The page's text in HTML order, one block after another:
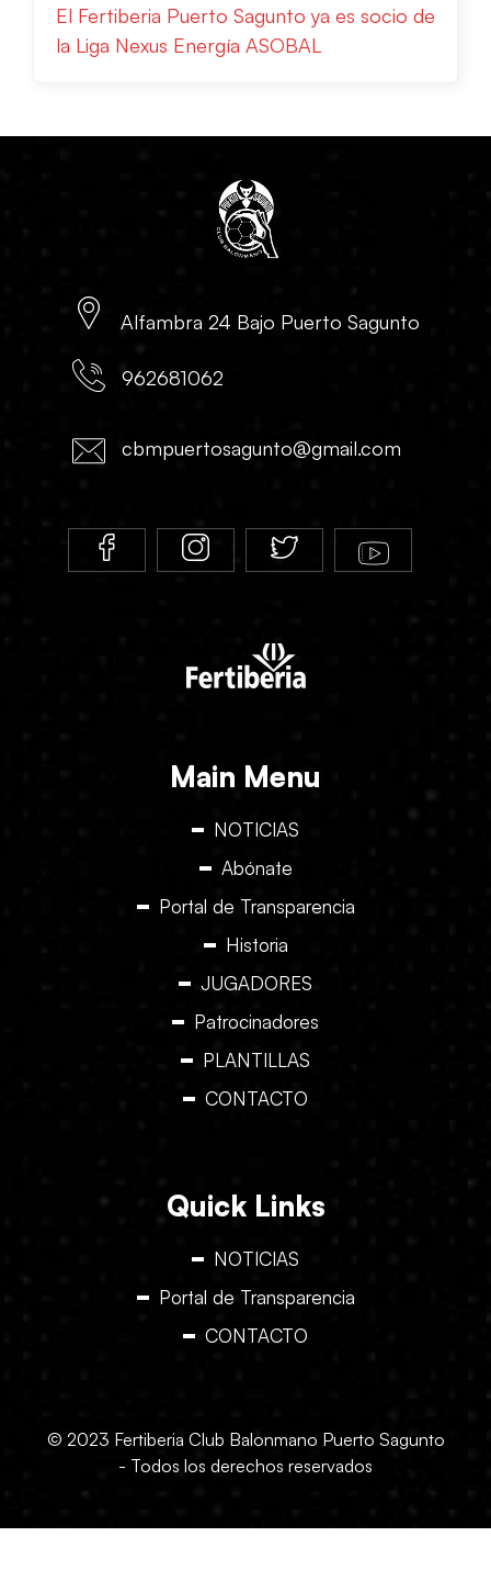
El Fertiberia Puerto Sagunto ya es socio de
la Liga Nexus Energía ASOBAL
Alfambra 24 Bajo Puerto Sagunto
962681062
cbmpuertosagunto@gmail.com
Main Menu
NOTICIAS
Abónate
Portal de Transparencia
Historia
JUGADORES
Patrocinadores
PLANTILLAS
CONTACTO
Quick Links
NOTICIAS
Portal de Transparencia
CONTACTO
© 2023 Fertiberia Club Balonmano Puerto Sagunto
- Todos los derechos reservados